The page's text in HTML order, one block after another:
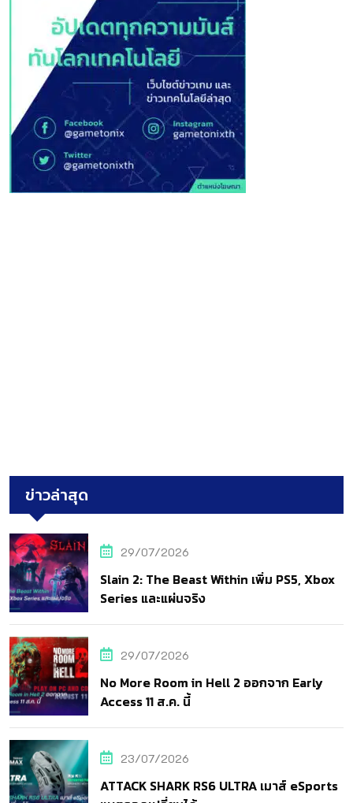
ข่าวล่าสุด
29/07/2026
Slain 2: The Beast Within เพิ่ม PS5, Xbox
Series และแผ่นจริง
29/07/2026
No More Room in Hell 2 ออกจาก Early
Access 11 ส.ค. นี้
23/07/2026
ATTACK SHARK RS6 ULTRA เมาส์ eSports